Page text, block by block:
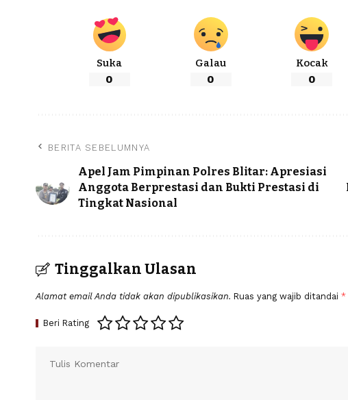
Suka
0
Galau
0
Kocak
0
BERITA SEBELUMNYA
Apel Jam Pimpinan Polres Blitar: Apresiasi
Anggota Berprestasi dan Bukti Prestasi di
Tingkat Nasional
Tinggalkan Ulasan
Alamat email Anda tidak akan dipublikasikan. Ruas yang wajib ditandai *
Beri Rating